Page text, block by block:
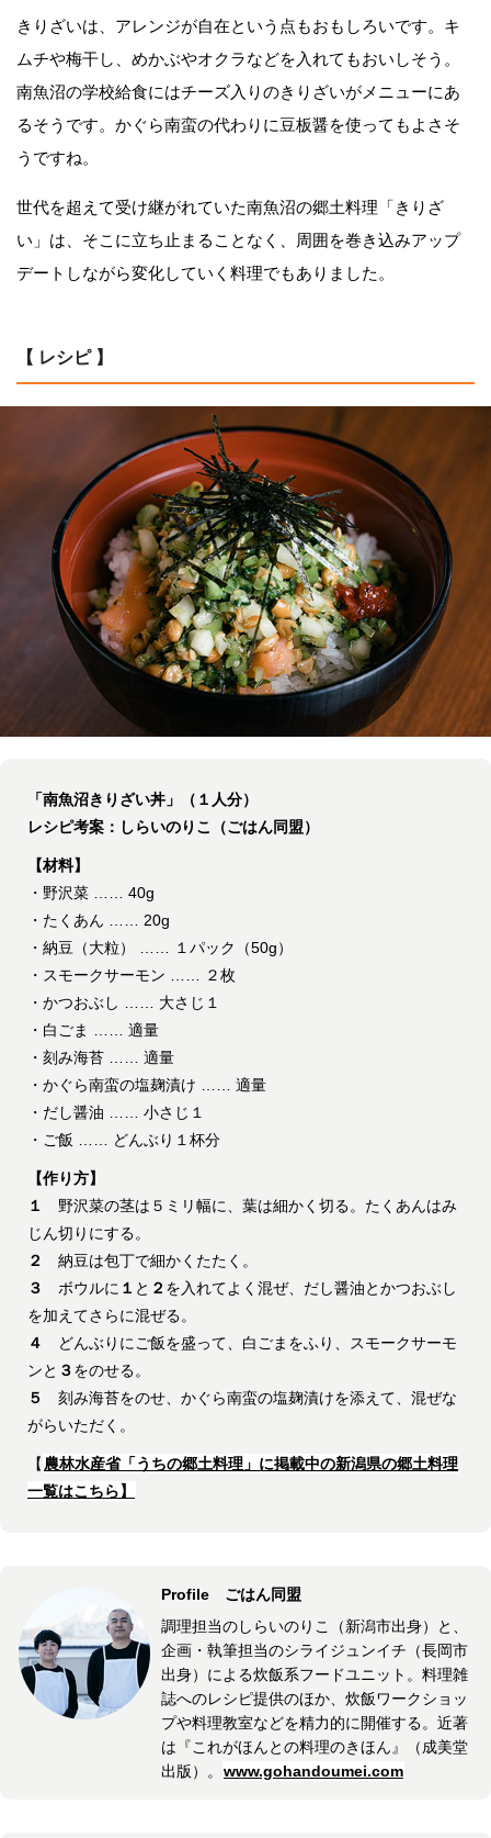
きりざいは、アレンジが自在という点もおもしろいです。キ
ムチや梅干し、めかぶやオクラなどを入れてもおいしそう。
南魚沼の学校給食にはチーズ入りのきりざいがメニューにあ
るそうです。かぐら南蛮の代わりに豆板醤を使ってもよさそ
うですね。
世代を超えて受け継がれていた南魚沼の郷土料理「きりざ
い」は、そこに立ち止まることなく、周囲を巻き込みアップ
デートしながら変化していく料理でもありました。
【 レシピ 】
「南魚沼きりざい丼」（１人分）
レシピ考案：しらいのりこ（ごはん同盟）
【材料】
・野沢菜 …… 40g
・たくあん …… 20g
・納豆（大粒） …… １パック（50g）
・スモークサーモン …… ２枚
・かつおぶし …… 大さじ１
・白ごま …… 適量
・刻み海苔 …… 適量
・かぐら南蛮の塩麹漬け …… 適量
・だし醤油 …… 小さじ１
・ご飯 …… どんぶり１杯分
【作り方】
１ 野沢菜の茎は５ミリ幅に、葉は細かく切る。たくあんはみ
じん切りにする。
２ 納豆は包丁で細かくたたく。
３ ボウルに １ と ２ を入れてよく混ぜ、だし醤油とかつおぶし
を加えてさらに混ぜる。
４
どんぶりにご飯を盛って、白ごまをふり、スモークサーモ
ンと ３をのせる。
５ 刻み海苔をのせ、かぐら南蛮の塩麹漬けを添えて、混ぜな
がらいただく。
【 農林水産省「うちの郷土料理」に掲載中の新潟県の郷土料理
一覧はこちら】
Profile ごはん同盟
調理担当のしらいのりこ（新潟市出身）と、
企画・執筆担当のシライジュンイチ（長岡市
出身）による炊飯系フードユニット。料理雑
誌へのレシピ提供のほか、炊飯ワークショッ
プや料理教室などを精力的に開催する。近著
は『これがほんとの料理のきほん』（成美堂
出版）。 www.gohandoumei.com